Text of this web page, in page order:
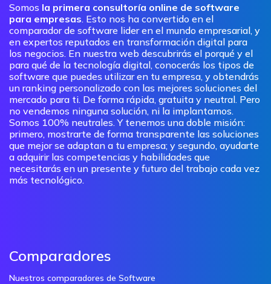
Somos la primera consultoría online de software
para empresas. Esto nos ha convertido en el
comparador de software lider en el mundo empresarial, y
en expertos reputados en transformación digital para
los negocios. En nuestra web descubrirás el porqué y el
para qué de la tecnología digital, conocerás los tipos de
software que puedes utilizar en tu empresa, y obtendrás
un ranking personalizado con las mejores soluciones del
mercado para ti. De forma rápida, gratuita y neutral. Pero
no vendemos ninguna solución, ni la implantamos.
Somos 100% neutrales. Y tenemos una doble misión:
primero, mostrarte de forma transparente las soluciones
que mejor se adaptan a tu empresa; y segundo, ayudarte
a adquirir las competencias y habilidades que
necesitarás en un presente y futuro del trabajo cada vez
más tecnológico.
Comparadores
Nuestros comparadores de Software